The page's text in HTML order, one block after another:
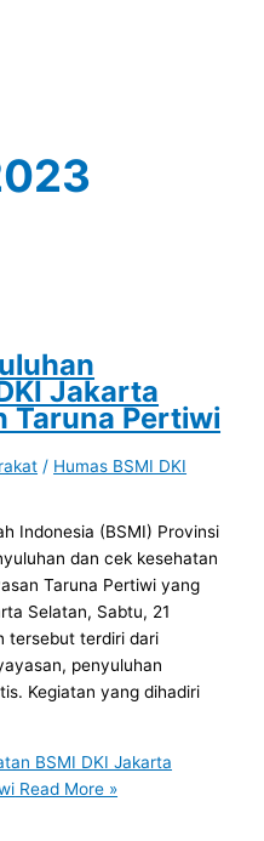
Jakarta
Taruna Pertiwi
/ Humas BSMI DKI
Indonesia (BSMI) Provinsi
dan cek kesehatan
Taruna Pertiwi yang
Selatan, Sabtu, 21
tersebut terdiri dari
penyuluhan
Kegiatan yang dihadiri
BSMI DKI Jakarta
Read More »